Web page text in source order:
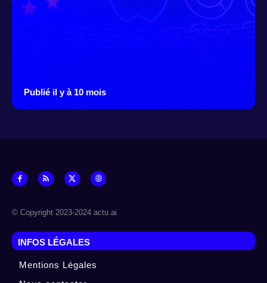
Publié il y à 10 mois
© Copyright 2023-2024 actu.ai
INFOS LÉGALES
Mentions Légales